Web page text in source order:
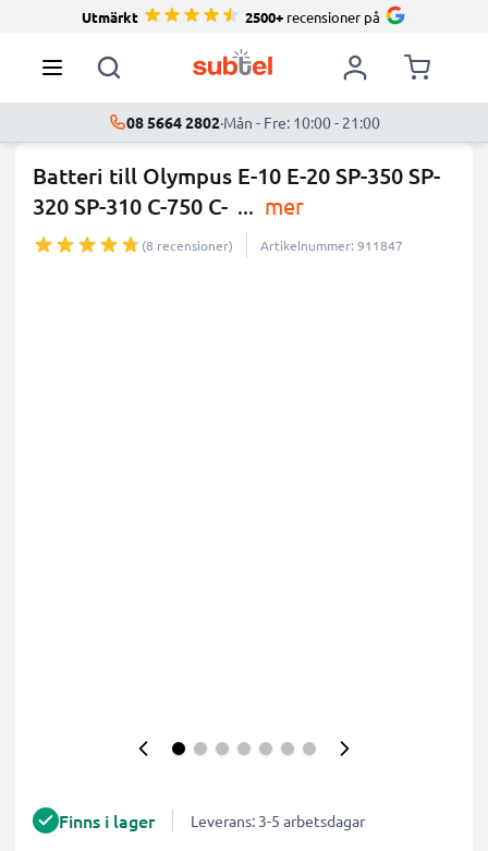
Utmärkt 2500+ recensioner på
08 5664 2802·Mån - Fre: 10:00 - 21:00
Batteri till Olympus E-10 E-20 SP-350 SP-
320 SP-310 C-750 C- ... mer
(8 recensioner) Artikelnummer: 911847
Finns i lager Leverans: 3-5 arbetsdagar